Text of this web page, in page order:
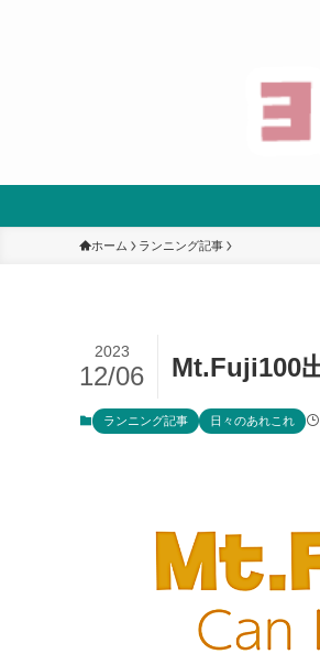
ホーム ランニング記事
Mt.Fuji100
2023
12/06
ランニング記事 日々のあれこれ